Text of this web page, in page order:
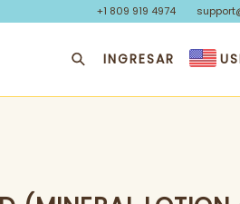
+1 809 919 4974
Buscar
INGRESAR